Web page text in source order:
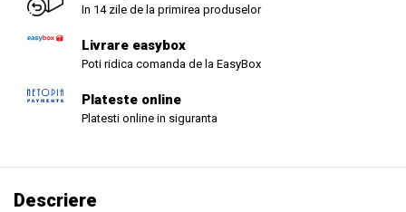
In 14 zile de la primirea produselor
Livrare easybox
Poti ridica comanda de la EasyBox
Plateste online
Platesti online in siguranta
Descriere